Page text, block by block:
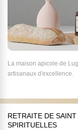
La maison apicole de
artisanaux d'excellence.
RETRAITE DE
SPIRITUELLES